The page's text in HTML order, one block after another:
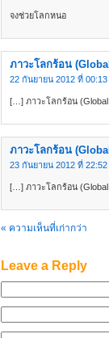
จงช่วยโลกหนอ
ภาวะโลกร้อน
22 กันยายน 2012 ที่ 00:13
[…] ภาวะโลกร้อน
ภาวะโลกร้อน
23 กันยายน 2012 ที่ 22:52
[…] ภาวะโลกร้อน
« ความเห็นที่เก่ากว่า
Leave a Reply